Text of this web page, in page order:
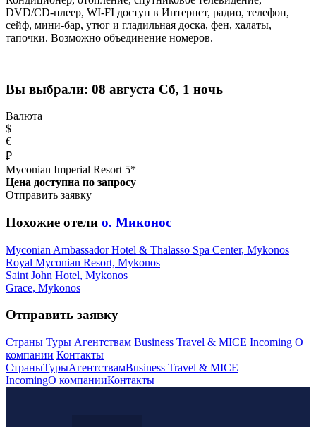
DVD/CD-плеер, WI-FI доступ в Интернет, радио, телефон,
сейф, мини-бар, утюг и гладильная доска, фен, халаты,
тапочки. Возможно объединение номеров.
Вы выбрали: 08 августа Сб, 1 ночь
Валюта
$
€
₽
Myconian Imperial Resort 5*
Цена доступна по запросу
Отправить заявку
Похожие отели о. Миконос
Myconian Ambassador Hotel & Thalasso Spa Center, Mykonos
Royal Myconian Resort, Mykonos
Saint John Hotel, Mykonos
Grace, Mykonos
Отправить заявку
Страны Туры Агентствам Business Travel & MICE Incoming О
компании Контакты
СтраныТурыАгентствамBusiness Travel & MICE
IncomingО компанииКонтакты